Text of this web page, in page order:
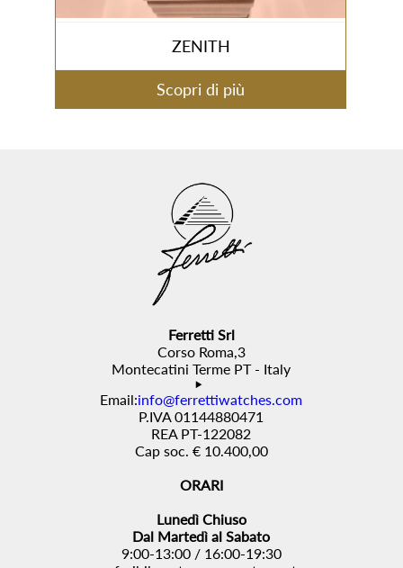
ZENITH
Scopri di più
Ferretti Srl
Corso Roma,3
Montecatini Terme PT - Italy
Email:info@ferrettiwatches.com
P.IVA 01144880471
REA PT-122082
Cap soc. € 10.400,00
ORARI
Lunedì Chiuso
Dal Martedì al Sabato
9:00-13:00 / 16:00-19:30